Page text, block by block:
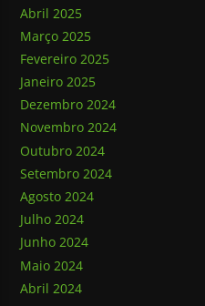
Abril 2025
Março 2025
Fevereiro 2025
Janeiro 2025
Dezembro 2024
Novembro 2024
Outubro 2024
Setembro 2024
Agosto 2024
Julho 2024
Junho 2024
Maio 2024
Abril 2024